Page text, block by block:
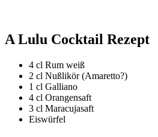
A Lulu Cocktail Rezept
4 cl Rum weiß
2 cl Nußlikör (Amaretto?)
1 cl Galliano
4 cl Orangensaft
3 cl Maracujasaft
Eiswürfel